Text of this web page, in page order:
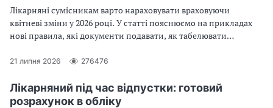
Лікарняні сумісникам варто нараховувати враховуючи
квітневі зміни у 2026 році. У статті пояснюємо на прикладах
нові правила, які документи подавати, як табелювати
сумісництвом
21 липня 2026 276476
Лікарняний під час відпустки: готовий
розрахунок в обліку